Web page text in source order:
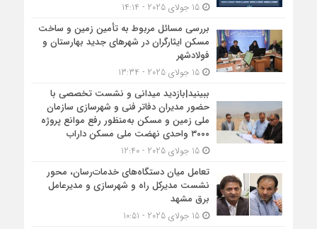
15 جولای 2025 - 14:14
بررسی مسائل مربوط به تأمین زمین و ساخت
مسکن ایثارگران در شهرهای جدید بهارستان و
فولادشهر
15 جولای 2025 - 13:34
ببینید|بازدید میدانی و نشست تخصصی با
حضور مدیران دفاتر فنی و شهرسازی سازمان
ملی زمین و مسکن به‌منظور رفع موانع پروژه
۳۰۰۰ واحدی نهضت ملی مسکن داراب
15 جولای 2025 - 12:40
تعامل میان دستگاه‌های خدمات‌رسان، محور
نشست مدیرکل راه و شهرسازی و مدیرعامل
برق مشهد
15 جولای 2025 - 10:51